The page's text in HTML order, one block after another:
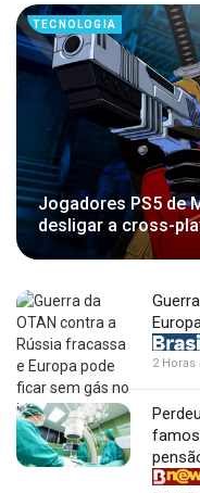
TECNOLOGIA
Jogadores PS5 de
desligar a cross-
2 Horas